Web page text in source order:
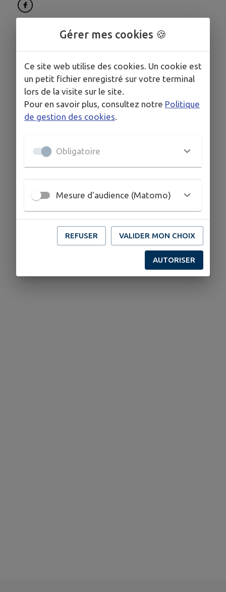
Gérer mes cookies 🍪
Ce site web utilise des cookies. Un cookie est
un petit fichier enregistré sur votre terminal
lors de la visite sur le site.
Pour en savoir plus, consultez notre Politique
de gestion des cookies
Obligatoire
Mesure d'audience (Matomo)
REFUSER VALIDER MON CHOIX
AUTORISER